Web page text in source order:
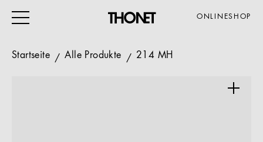
ONLINESHOP
Startseite Alle Produkte 214 MH